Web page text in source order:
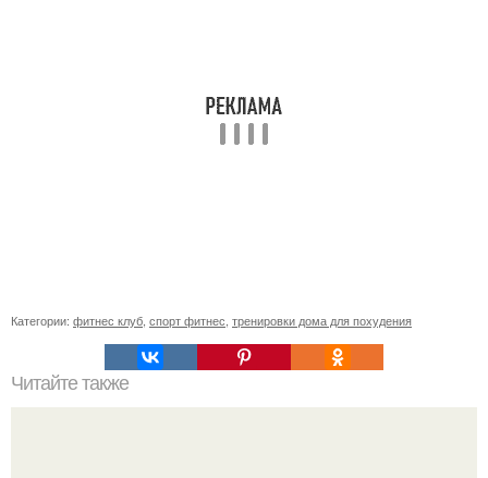
Категории: фитнес клуб спорт фитнес тренировки дома для похудения
Читайте также